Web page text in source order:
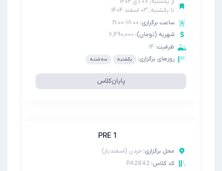
از یکشنبه, 07 دی 1404
تا یکشنبه, 03 اسفند 1404
ساعت برگزاری:
شهریه (تومان):
ظرفیت:
روزهای برگزاری:
یکشنبه سه شنبه
پایان‌کلاس
PRE 1
محل برگزاری: جردن (اسفندیار)
کد کلاس: PA2842